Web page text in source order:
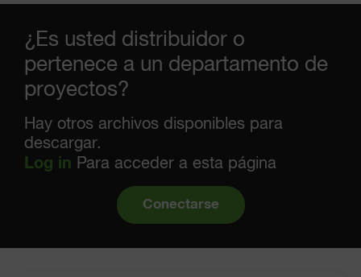
¿Es usted distribuidor o
pertenece a un departamento de
proyectos?
Hay otros archivos disponibles para
descargar.
Log in Para acceder a esta página
Conectarse